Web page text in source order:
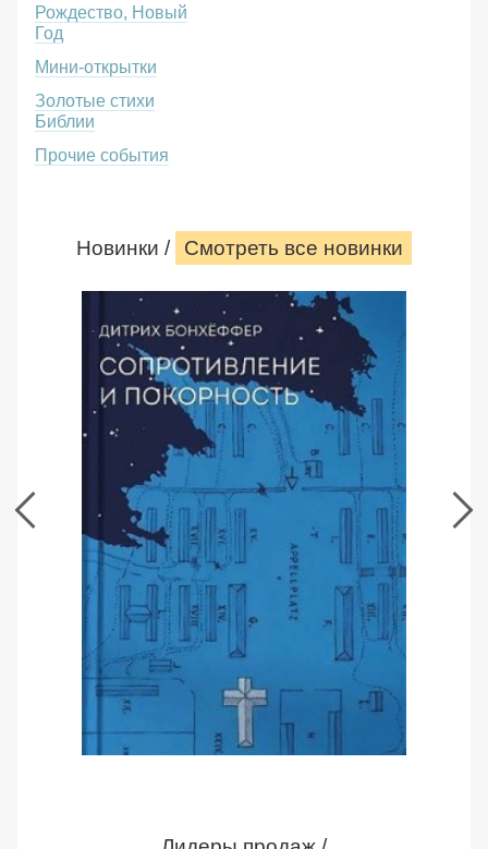
Рождество, Новый
Год
Мини-открытки
Золотые стихи
Библии
Прочие события
Новинки / Смотреть все новинки
Сопротивление и покорность. Дитрих
Сопротивление
и
покорность.
Дитрих
Бонхеффер